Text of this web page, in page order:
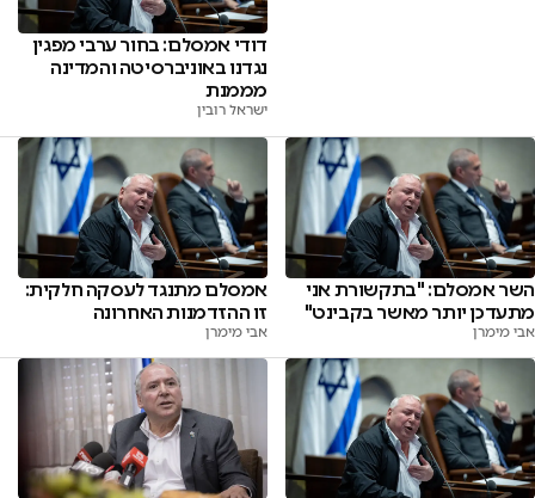
דודי אמסלם: בחור ערבי מפגין
נגדנו באוניברסיטה והמדינה
מממנת
ישראל רובין
השר אמסלם: "בתקשורת אני
מתעדכן יותר מאשר בקבינט"
אבי מימרן
אמסלם מתנגד לעסקה חלקית:
זו ההזדמנות האחרונה
אבי מימרן